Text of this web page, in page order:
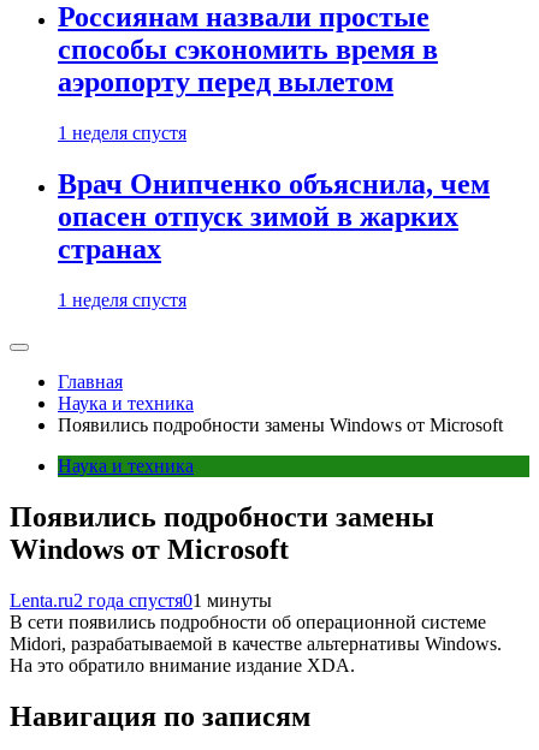
Россиянам назвали простые
способы сэкономить время в
аэропорту перед вылетом
1 неделя спустя
Врач Онипченко объяснила, чем
опасен отпуск зимой в жарких
странах
1 неделя спустя
Главная
Наука и техника
Появились подробности замены Windows от Microsoft
Наука и техника
Появились подробности замены
Windows от Microsoft
Lenta.ru2 года спустя01 минуты
В сети появились подробности об операционной системе
Midori, разрабатываемой в качестве альтернативы Windows.
На это обратило внимание издание XDA.
Навигация по записям